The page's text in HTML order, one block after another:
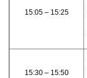
15:05 – 15:25
15:30 – 15:50